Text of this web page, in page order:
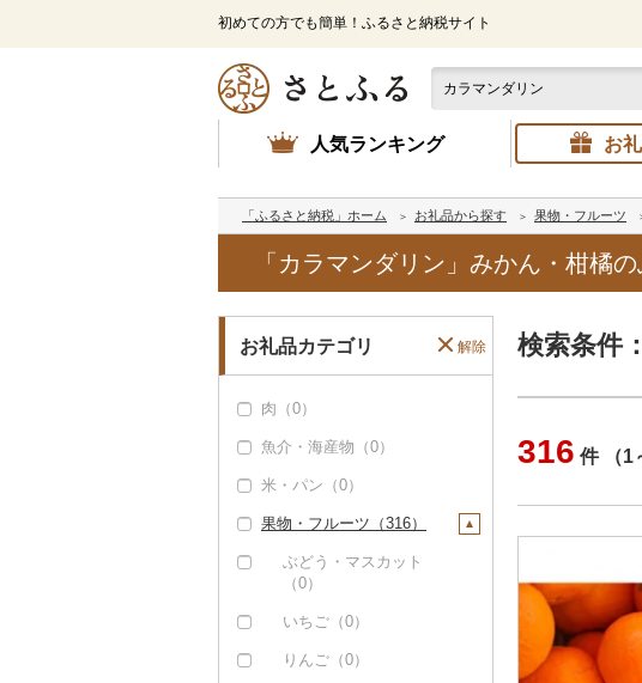
初めての方でも簡単！ふるさと納税サイト
人気ランキング お
「ふるさと納税」ホーム お礼品から探す 果物・フルーツ
「カラマンダリン」みかん・柑橘
お礼品カテゴリ 解除
肉（0）
魚介・海産物（0）
米・パン（0）
果物・フルーツ（316）
ぶどう・マスカット
（0）
いちご（0）
りんご（0）
検索条件：
決済方法
PayPay
クレジット
316 件 （1